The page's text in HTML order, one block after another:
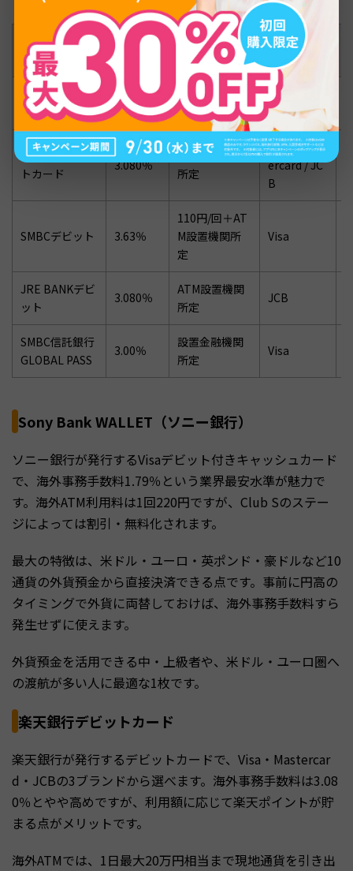
カード名
海外事務
海外ATM利用
料
対応ブラン
ド
Sony Bank WA
LLET
1.79％ 220円/回 Visa
楽天銀行デビッ
トカード
3.080％
ATM設置機関
所定
Visa / Mast
ercard / JC
B
SMBCデビット 3.63％
110円/回＋AT
M設置機関所
定
Visa
JRE BANKデビ
ット
3.080％
ATM設置機関
所定
JCB
SMBC信託銀行
GLOBAL PASS
3.00％
設置金融機関
所定
Visa
Sony Bank WALLET（ソニー銀行）
ソニー銀行が発行するVisaデビット付きキャッシュカード
で、海外事務手数料1.79％という業界最安水準が魅力で
す。海外ATM利用料は1回220円ですが、Club Sのステー
ジによっては割引・無料化されます。
最大の特徴は、米ドル・ユーロ・英ポンド・豪ドルなど10
通貨の外貨預金から直接決済できる点です。事前に円高の
タイミングで外貨に両替しておけば、海外事務手数料すら
発生せずに使えます。
外貨預金を活用できる中・上級者や、米ドル・ユーロ圏へ
の渡航が多い人に最適な1枚です。
楽天銀行デビットカード
楽天銀行が発行するデビットカードで、Visa・Mastercar
d・JCBの3ブランドから選べます。海外事務手数料は3.08
0％とやや高めですが、利用額に応じて楽天ポイントが貯
まる点がメリットです。
海外ATMでは、1日最大20万円相当まで現地通貨を引き出